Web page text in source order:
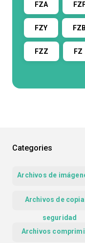
FZA
FZY FZB
FZZ FZ
Categories
Archivos de
Archivos de
seguridad
Archivos